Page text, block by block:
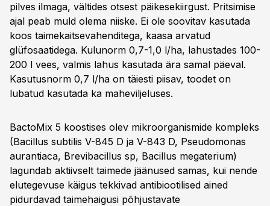
pilves ilmaga, vältides otsest päikesekiirgust. Pritsimise
ajal peab muld olema niiske. Ei ole soovitav kasutada
koos taimekaitsevahenditega, kaasa arvatud
glüfosaatidega. Kulunorm 0,7-1,0 l/ha, lahustades 100-
200 l vees, valmis lahus kasutada ära samal päeval.
Kasutusnorm 0,7 l/ha on täiesti piisav, toodet on
lubatud kasutada ka maheviljeluses.
BactoMix 5 koostises olev mikroorganismide kompleks
(Bacillus subtilis V-845 D ja V-843 D, Pseudomonas
aurantiaca, Brevibacillus sp, Bacillus megaterium)
lagundab aktiivselt taimede jäänused samas, kui nende
elutegevuse käigus tekkivad antibiootilised ained
pidurdavad taimehaigusi põhjustavate